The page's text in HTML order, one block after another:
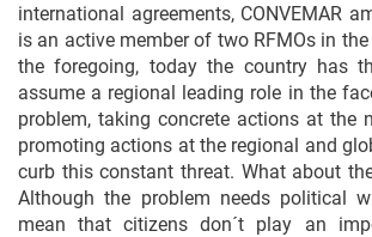
international agreements, CONVEMAR
is an active member of two RFMOs in
the foregoing, today the country has
assume a regional leading role in the
problem, taking concrete actions at the
promoting actions at the regional and
curb this constant threat. What about
Although the problem needs political
mean that citizens don´t play an